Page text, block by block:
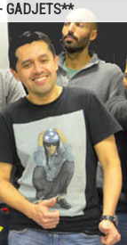
GADJETS**